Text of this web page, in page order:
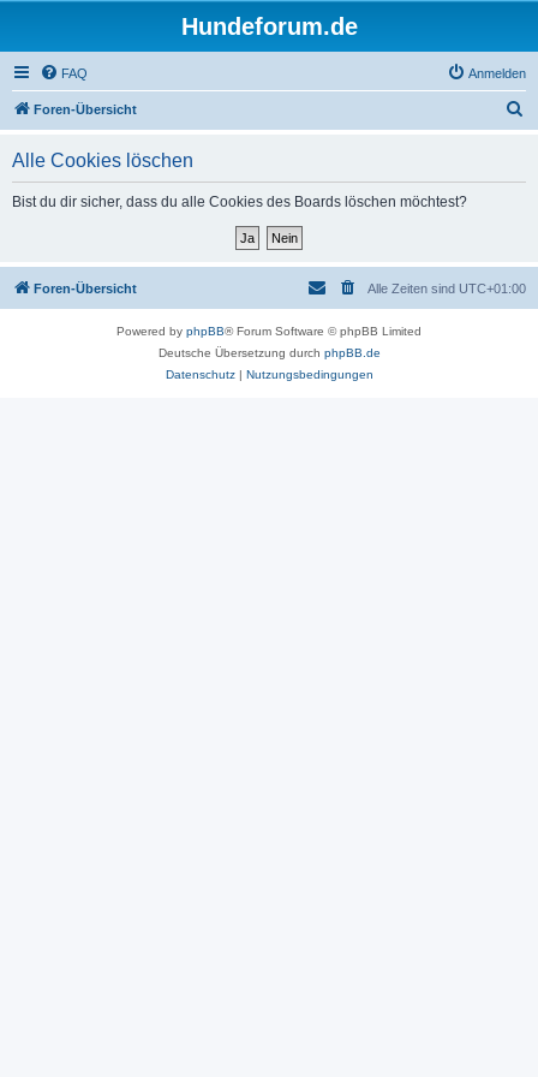
Hundeforum.de
FAQ Anmelden
Foren-Übersicht
Alle Cookies löschen
Bist du dir sicher, dass du alle Cookies des Boards löschen möchtest?
Foren-Übersicht Alle Zeiten sind UTC+01:00
Powered by phpBB® Forum Software © phpBB Limited
Deutsche Übersetzung durch phpBB.de
Datenschutz| Nutzungsbedingungen